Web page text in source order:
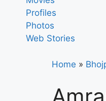
Profiles
Photos
Web Stories
Home »